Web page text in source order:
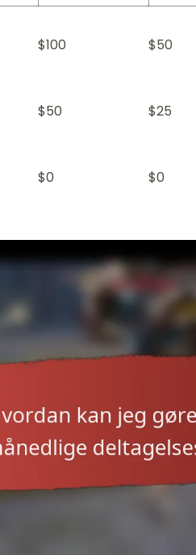
$100 $50
$50 $25
$0 $0